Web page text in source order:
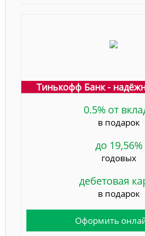
Тинькофф Банк -
0.5% от
в подарок
до 19,56%
годовых
дебетовая
в подарок
Оформить